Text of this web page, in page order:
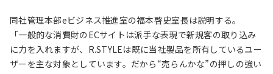
同社管理本部eビジネス推進室の福本啓史室長は説明する。
「一般的な消費財のECサイトは派手な表現で新規客の取り込み
に力を入れますが、R.STYLEは既に当社製品を所有しているユー
ザーを主な対象としています。だから“売らんかな”の押しの強い